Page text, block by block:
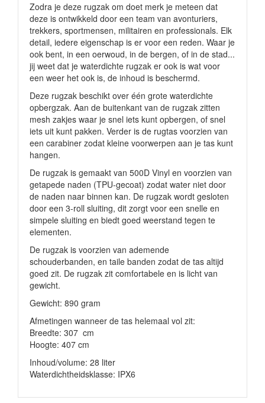
Zodra je deze rugzak om doet merk je meteen dat
deze is ontwikkeld door een team van avonturiers,
trekkers, sportmensen, militairen en professionals. Elk
detail, iedere eigenschap is er voor een reden. Waar je
ook bent, in een oerwoud, in de bergen, of in de stad...
jij weet dat je waterdichte rugzak er ook is wat voor
een weer het ook is, de inhoud is beschermd.
Deze rugzak beschikt over één grote waterdichte
opbergzak. Aan de buitenkant van de rugzak zitten
mesh zakjes waar je snel iets kunt opbergen, of snel
iets uit kunt pakken. Verder is de rugtas voorzien van
een carabiner zodat kleine voorwerpen aan je tas kunt
hangen.
De rugzak is gemaakt van 500D Vinyl en voorzien van
getapede naden (TPU-gecoat) zodat water niet door
de naden naar binnen kan. De rugzak wordt gesloten
door een 3-roll sluiting, dit zorgt voor een snelle en
simpele sluiting en biedt goed weerstand tegen te
elementen.
De rugzak is voorzien van ademende
schouderbanden, en taile banden zodat de tas altijd
goed zit. De rugzak zit comfortabele en is licht van
gewicht.
Gewicht: 890 gram
Afmetingen wanneer de tas helemaal vol zit:
Breedte: 307 cm
Hoogte: 407 cm
Inhoud/volume: 28 liter
Waterdichtheidsklasse: IPX6